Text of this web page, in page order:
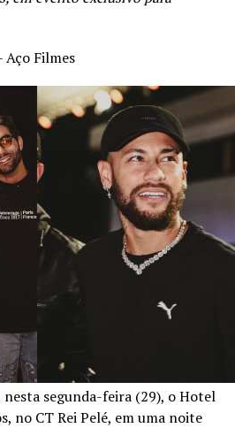
Aço Filmes
segunda-feira (29), o Hotel
no CT Rei Pelé, em uma noite